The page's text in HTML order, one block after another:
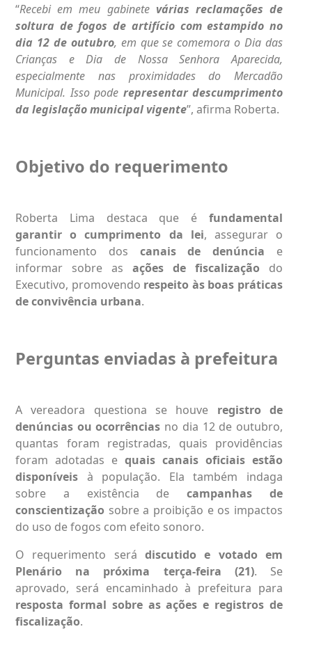
“Recebi em meu gabinete várias reclamações de
soltura de fogos de artifício com estampido no
dia 12 de outubro, em que se comemora o Dia das
Crianças e Dia de Nossa Senhora Aparecida,
especialmente nas proximidades do Mercadão
Municipal. Isso pode representar descumprimento
da legislação municipal vigente”, afirma Roberta.
Objetivo do requerimento
Roberta Lima destaca que é fundamental
garantir o cumprimento da lei, assegurar o
funcionamento dos canais de denúncia e
informar sobre as ações de fiscalização do
Executivo, promovendo respeito às boas práticas
de convivência urbana.
Perguntas enviadas à prefeitura
A vereadora questiona se houve registro de
denúncias ou ocorrências no dia 12 de outubro,
quantas foram registradas, quais providências
foram adotadas e quais canais oficiais estão
disponíveis à população. Ela também indaga
sobre a existência decampanhas de
conscientização sobre a proibição e os impactos
do uso de fogos com efeito sonoro.
O requerimento será discutido e votado em
Plenário na próxima terça-feira (21). Se
aprovado, será encaminhado à prefeitura para
resposta formal sobre as ações e registros de
fiscalização.